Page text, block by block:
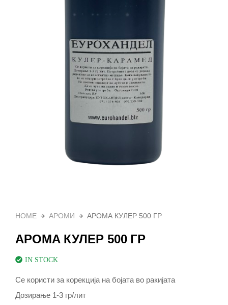
HOME АРОМИ АРОМА КУЛЕР 500 ГР
АРОМА КУЛЕР 500 ГР
IN STOCK
Се користи за корекција на бојата во ракијата
Дозирање 1-3 гр/лит